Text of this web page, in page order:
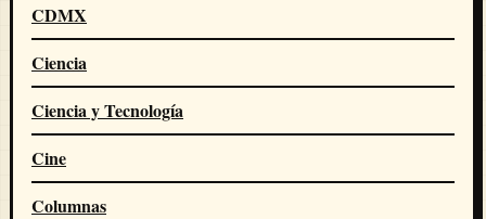
CDMX
Ciencia
Ciencia y Tecnología
Cine
Columnas